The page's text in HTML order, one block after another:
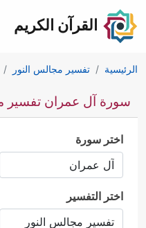
القرآن الكريم
الرئيسية تفسير مجالس النور
سورة آل عمران تفسير
اختر سورة
اختر التفسير